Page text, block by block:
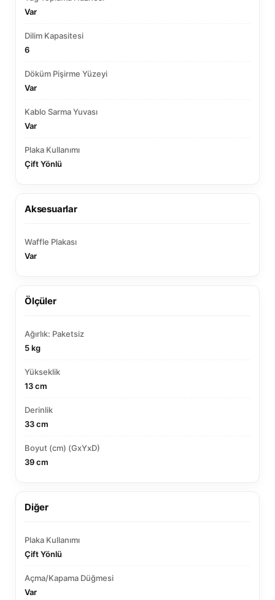
Var
Dilim Kapasitesi
6
Döküm Pişirme Yüzeyi
Var
Kablo Sarma Yuvası
Var
Plaka Kullanımı
Çift Yönlü
Aksesuarlar
Waffle Plakası
Var
Ölçüler
Ağırlık: Paketsiz
5 kg
Yükseklik
13 cm
Derinlik
33 cm
Boyut (cm) (GxYxD)
39 cm
Diğer
Plaka Kullanımı
Çift Yönlü
Açma/Kapama Düğmesi
Var